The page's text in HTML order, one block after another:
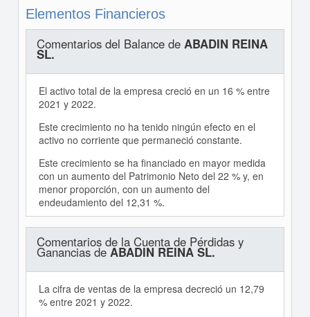
Elementos Financieros
Comentarios del Balance de ABADIN REINA
SL.
El activo total de la empresa creció en un 16 % entre
2021 y 2022.
Este crecimiento no ha tenido ningún efecto en el
activo no corriente que permaneció constante.
Este crecimiento se ha financiado en mayor medida
con un aumento del Patrimonio Neto del 22 % y, en
menor proporción, con un aumento del
endeudamiento del 12,31 %.
Comentarios de la Cuenta de Pérdidas y
Ganancias deABADIN REINA SL.
La cifra de ventas de la empresa decreció un 12,79
% entre 2021 y 2022.